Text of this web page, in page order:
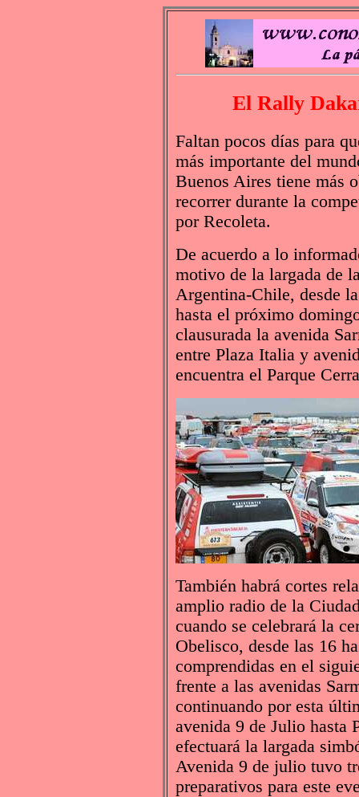
El Rally
Faltan pocos días para
más importante del
Buenos Aires tiene más
recorrer durante la
por Recoleta.
De acuerdo a lo
motivo de la largada de
Argentina-Chile, desde
hasta el próximo
clausurada la avenida
entre Plaza Italia y
encuentra el Parque
También habrá cortes
amplio radio de la
cuando se celebrará la
Obelisco, desde las 16
comprendidas en el
frente a las avenidas
continuando por esta
avenida 9 de Julio hasta
efectuará la largada
Avenida 9 de julio tuvo
preparativos para este